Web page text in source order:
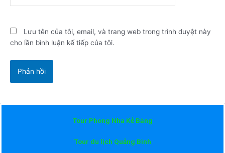
Lưu tên của tôi, email, và trang web trong trình duyệt này
cho lần bình luận kế tiếp của tôi.
Tour Phong Nha Kẻ Bàng
Tour du lịch Quảng Bình